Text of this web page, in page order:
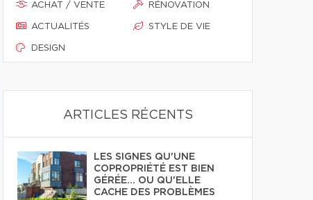
ACHAT / VENTE
ACTUALITÉS
DESIGN
RÉNOVATION
STYLE DE VIE
ARTICLES RÉCENTS
LES SIGNES QU'UNE
COPROPRIÉTÉ EST BIEN
GÉRÉE… OU QU'ELLE
CACHE DES PROBLÈMES